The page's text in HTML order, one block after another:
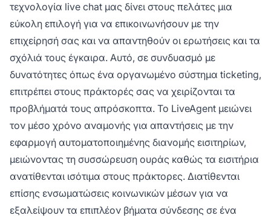
τεχνολογία live chat μας δίνει στους πελάτες μια
εύκολη επιλογή για να επικοινωνήσουν με την
επιχείρησή σας και να απαντηθούν οι ερωτήσεις και τα
σχόλιά τους έγκαιρα. Αυτό, σε συνδυασμό με
δυνατότητες όπως ένα οργανωμένο σύστημα ticketing,
επιτρέπει στους πράκτορές σας να χειρίζονται τα
προβλήματά τους απρόσκοπτα. Το LiveAgent μειώνει
τον μέσο χρόνο αναμονής για απαντήσεις με την
εφαρμογή αυτοματοποιημένης διανομής εισιτηρίων,
μειώνοντας τη συσσώρευση ουράς καθώς τα εισιτήρια
ανατίθενται ισότιμα στους πράκτορες. Διατίθενται
επίσης ενσωματώσεις κοινωνικών μέσων για να
εξαλείψουν τα επιπλέον βήματα σύνδεσης σε ένα